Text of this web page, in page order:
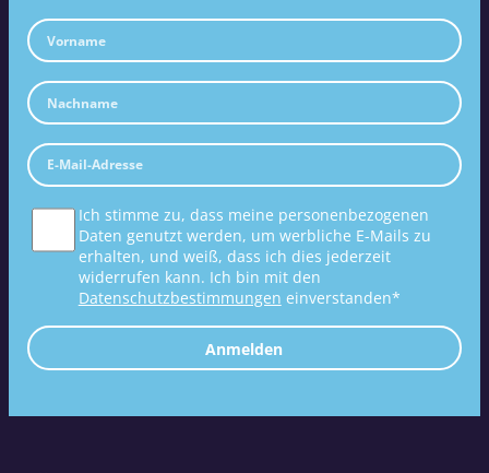
Ich stimme zu, dass meine personenbezogenen
Daten genutzt werden, um werbliche E-Mails zu
erhalten, und weiß, dass ich dies jederzeit
widerrufen kann. Ich bin mit den
Datenschutzbestimmungen einverstanden*
Anmelden